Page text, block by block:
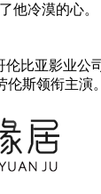
他冷漠的心。
比亚影业公
伦斯领衔主演。